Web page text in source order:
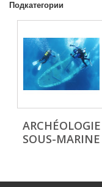
Подкатегории
ARCHÉOLOGIE
SOUS-MARINE